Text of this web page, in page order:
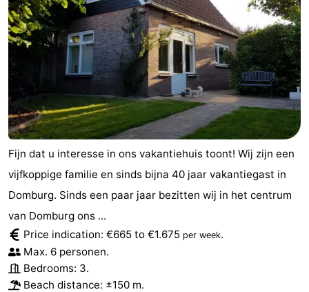
Fijn dat u interesse in ons vakantiehuis toont! Wij zijn een
vijfkoppige familie en sinds bijna 40 jaar vakantiegast in
Domburg. Sinds een paar jaar bezitten wij in het centrum
van Domburg ons ...
Price indication: €665 to €1.675 per week.
Max. 6 personen.
Bedrooms: 3.
Beach distance: ±150 m.